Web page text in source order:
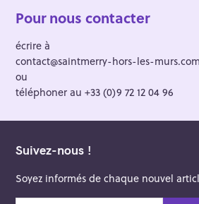
Pour nous contacter
écrire à
contact@saintmerry-hors-les-murs.com
ou
téléphoner au +33 (0)9 72 12 04 96
Suivez-nous !
Soyez informés de chaque nouvel